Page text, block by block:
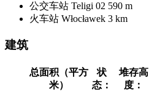
公交车站 Teligi 02 590 m
火车站 Włocławek 3 km
建筑
总面积（平方
米）
状
态：
堆存高
度：